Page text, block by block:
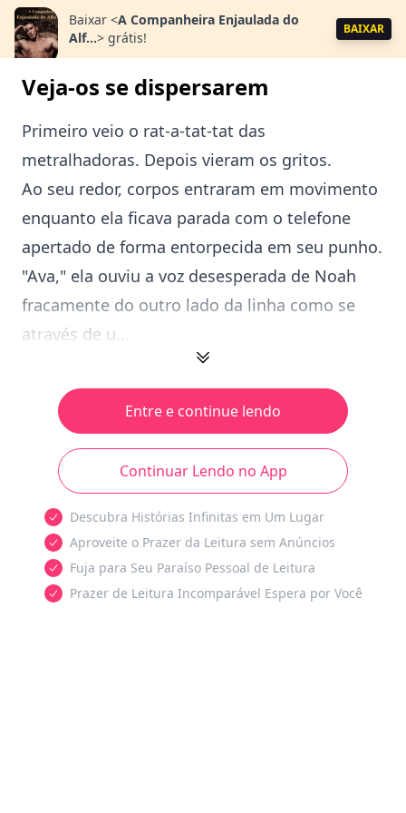
Baixar <A Companheira Enjaulada do
Alf...> grátis!
BAIXAR
Veja-os se dispersarem
Primeiro veio o rat-a-tat-tat das
metralhadoras. Depois vieram os gritos.
Ao seu redor, corpos entraram em movimento
enquanto ela ficava parada com o telefone
apertado de forma entorpecida em seu punho.
"Ava," ela ouviu a voz desesperada de Noah
fracamente do outro lado da linha como se
através de u...
Entre e continue lendo
Continuar Lendo no App
Descubra Histórias Infinitas em Um Lugar
Aproveite o Prazer da Leitura sem Anúncios
Fuja para Seu Paraíso Pessoal de Leitura
Prazer de Leitura Incomparável Espera por Você